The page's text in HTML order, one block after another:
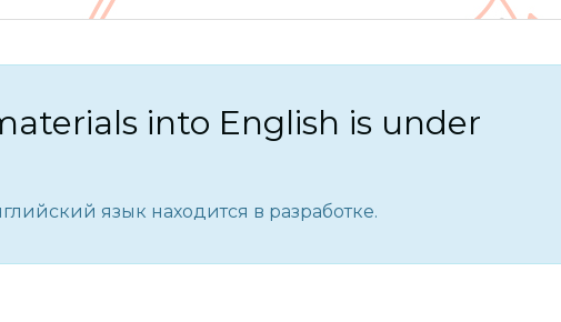
into English is under
язык находится в разработке.